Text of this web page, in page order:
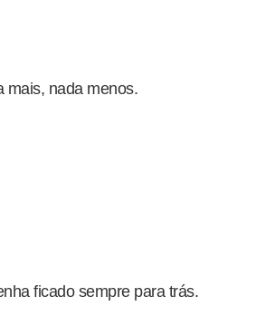
mais, nada menos.
ficado sempre para trás.